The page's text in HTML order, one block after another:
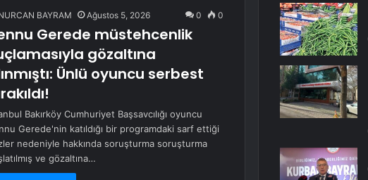
BAYRAM Ağustos 5, 2026 0 0
Gerede müstehcenlik
gözaltına
Ünlü oyuncu serbest
Bakırköy Cumhuriyet Başsavcılığı oyuncu
Gerede'nin katıldığı bir programdaki sarf ettiği
nedeniyle hakkında soruşturma soruşturma
ve gözaltına…